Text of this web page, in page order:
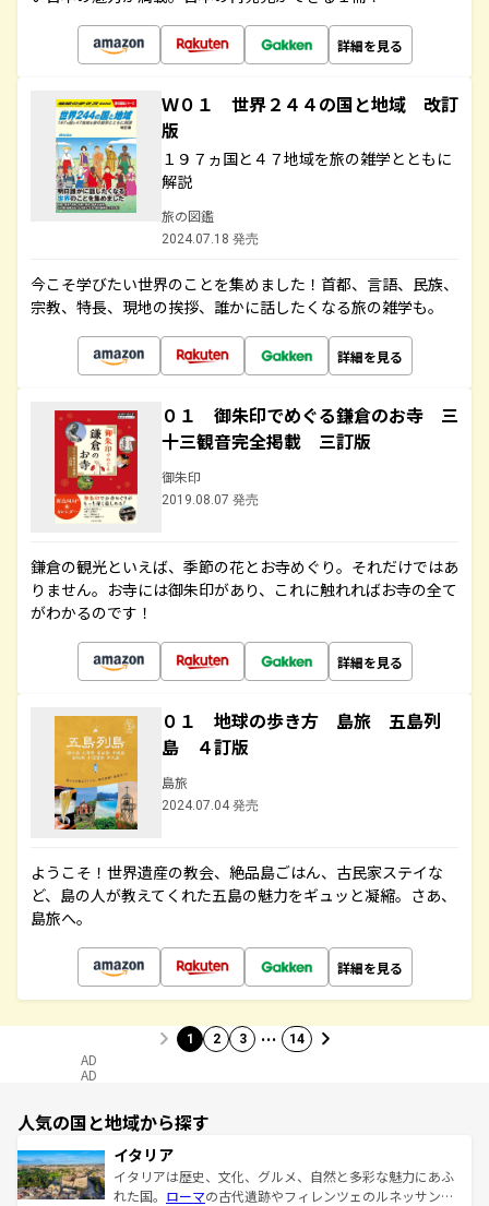
詳細を見る
Ｗ０１ 世界２４４の国と地域 改訂
版
１９７ヵ国と４７地域を旅の雑学とともに
解説
旅の図鑑
2024.07.18 発売
今こそ学びたい世界のことを集めました！首都、言語、民族、
宗教、特長、現地の挨拶、誰かに話したくなる旅の雑学も。
詳細を見る
０１ 御朱印でめぐる鎌倉のお寺 三
十三観音完全掲載 三訂版
御朱印
2019.08.07 発売
鎌倉の観光といえば、季節の花とお寺めぐり。それだけではあ
りません。お寺には御朱印があり、これに触れればお寺の全て
がわかるのです！
詳細を見る
０１ 地球の歩き方 島旅 五島列
島 ４訂版
島旅
2024.07.04 発売
ようこそ！世界遺産の教会、絶品島ごはん、古民家ステイな
ど、島の人が教えてくれた五島の魅力をギュッと凝縮。さあ、
島旅へ。
詳細を見る
1 2 3 … 14
AD
AD
人気の国と地域から探す
イタリア
イタリアは歴史、文化、グルメ、自然と多彩な魅力にあふ
れた国。 ローマの古代遺跡やフィレンツェのルネッサンス